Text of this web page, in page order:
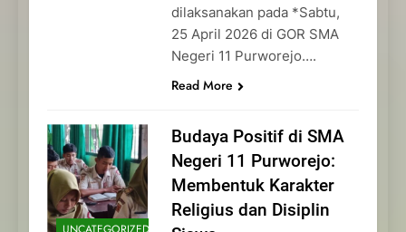
dilaksanakan pada *Sabtu,
25 April 2026 di GOR SMA
Negeri 11 Purworejo….
Read More
Budaya Positif di SMA
Negeri 11 Purworejo:
Membentuk Karakter
Religius dan Disiplin